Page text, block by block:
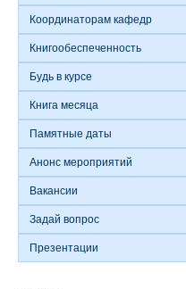
Координаторам кафедр
Книгообеспеченность
Будь в курсе
Книга месяца
Памятные даты
Анонс мероприятий
Вакансии
Задай вопрос
Презентации